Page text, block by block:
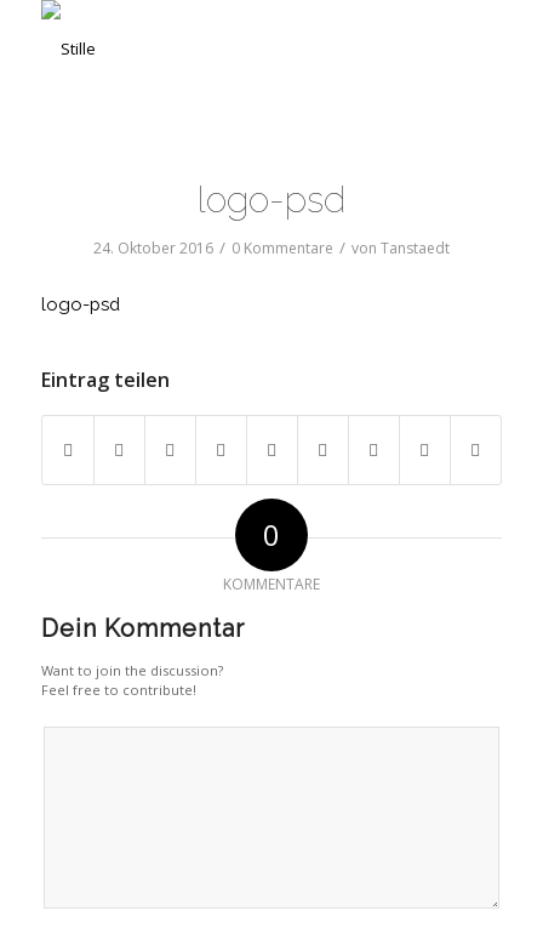
logo-psd
24. Oktober 2016 / 0 Kommentare / von Tanstaedt
logo-psd
Eintrag teilen
0
KOMMENTARE
Dein Kommentar
Want to join the discussion?
Feel free to contribute!